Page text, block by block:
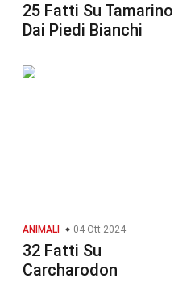
25 Fatti Su Tamarino
Dai Piedi Bianchi
ANIMALI 04 Ott 2024
32 Fatti Su
Carcharodon